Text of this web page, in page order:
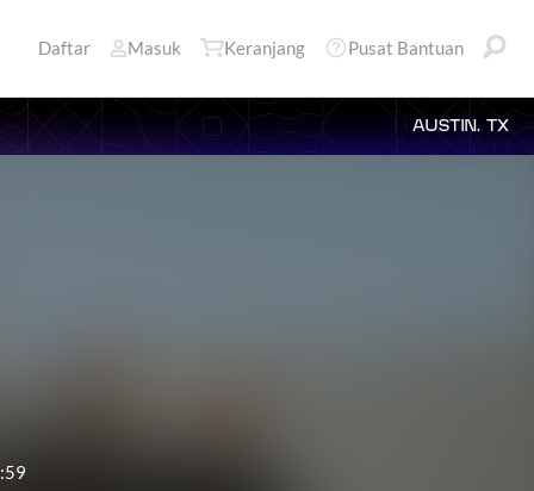
Daftar Masuk Keranjang Pusat Bantuan
AUSTIN, TX